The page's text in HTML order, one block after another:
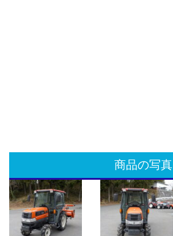
商品の写真